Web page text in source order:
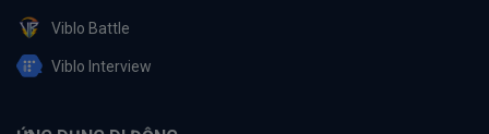
Viblo Battle
Viblo Interview